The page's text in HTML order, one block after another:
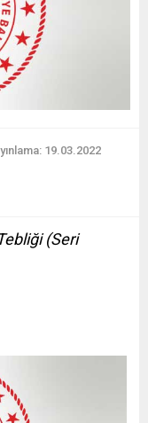
19.03.2022
(Seri